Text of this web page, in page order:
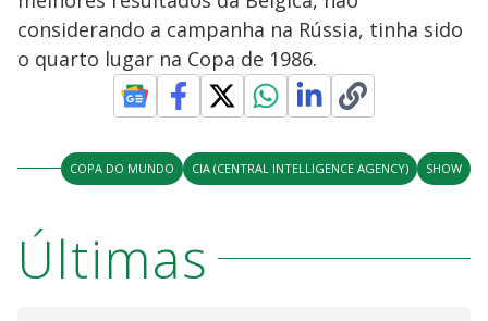
considerando a campanha na Rússia, tinha sido
o quarto lugar na Copa de 1986.
COPA DO MUNDO CIA (CENTRAL INTELLIGENCE AGENCY) SHOW
Últimas